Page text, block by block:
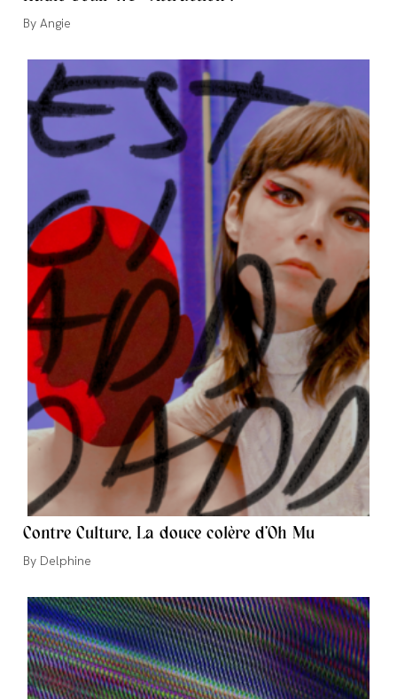
Auteur/autrice
la
publication :
Angie
Contre Culture, La douce colère d’Oh Mu
Auteur/autrice
la
publication :
Delphine